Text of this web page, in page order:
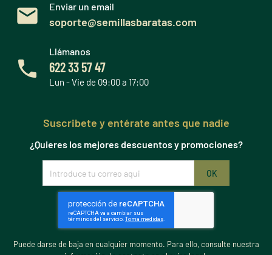
Enviar un email
soporte@semillasbaratas.com
Llámanos
622 33 57 47
Lun - Vie de 09:00 a 17:00
Suscribete y entérate antes que nadie
¿Quieres los mejores descuentos y promociones?
Puede darse de baja en cualquier momento. Para ello, consulte nuestra